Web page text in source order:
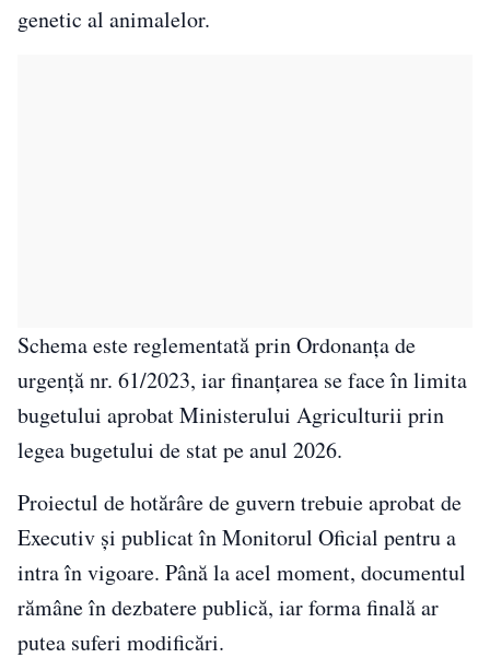
genetic al animalelor.
Schema este reglementată prin Ordonanța de
urgență nr. 61/2023, iar finanțarea se face în limita
bugetului aprobat Ministerului Agriculturii prin
legea bugetului de stat pe anul 2026.
Proiectul de hotărâre de guvern trebuie aprobat de
Executiv și publicat în Monitorul Oficial pentru a
intra în vigoare. Până la acel moment, documentul
rămâne în dezbatere publică, iar forma finală ar
putea suferi modificări.